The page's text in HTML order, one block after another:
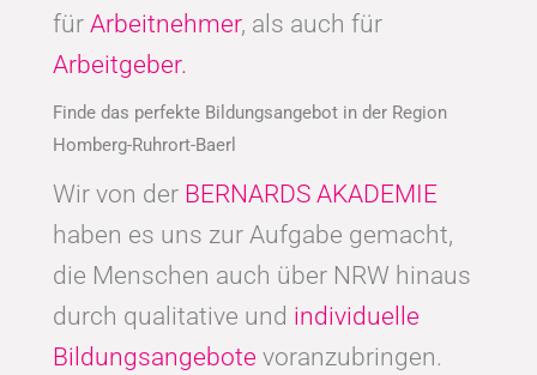
für Arbeitnehmer, als auch für
Arbeitgeber.
Finde das perfekte Bildungsangebot in der Region
Homberg-Ruhrort-Baerl
Wir von der BERNARDS AKADEMIE
haben es uns zur Aufgabe gemacht,
die Menschen auch über NRW hinaus
durch qualitative und individuelle
Bildungsangebote voranzubringen.